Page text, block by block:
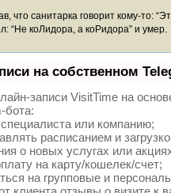
что санитарка говорит кому-то:
“Не коЛидора, а коРидора” и умер.
на собственном
записи VisitTime на
бота:
или компанию;
расписанием и
о новых услугах или
на карту/кошелек/счет;
на групповые и